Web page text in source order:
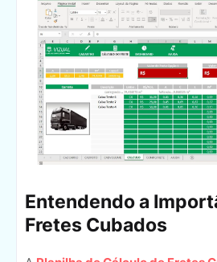
Entendendo a
Fretes Cubados